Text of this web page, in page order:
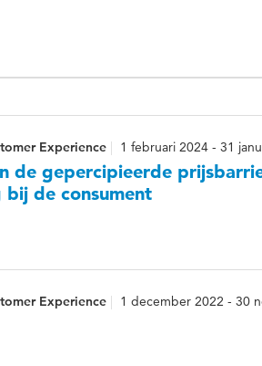
Experience 1 februari 2024 - 31
de gepercipieerde
de consument
Experience 1 december 2022 - 30